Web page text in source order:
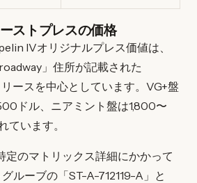
ストプレスの価格
IVオリジナルプレス価値は、
」住所が記載された
ースを中心としています。VG+盤
ドル、ニアミント盤は1,800〜
ています。
定のマトリックス詳細にかかって
ルーブの「ST-A-712119-A」と